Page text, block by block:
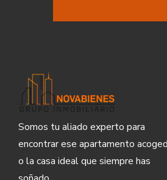
Somos tu aliado experto para
encontrar ese apartamento
o la casa ideal que siempre has